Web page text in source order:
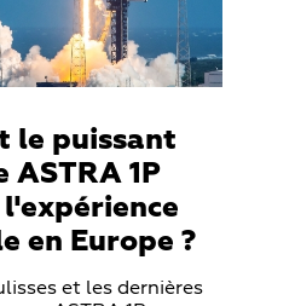
le puissant
1P
en Europe ?
et les dernières